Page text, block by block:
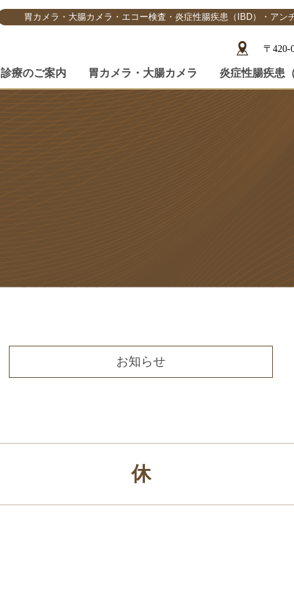
胃カメラ・大腸カメラ・エコー検査・炎症性腸疾患（IBD）・ア
〒420-
診療のご案内 胃カメラ・大腸カメラ 炎症性腸疾患
お知らせ
休